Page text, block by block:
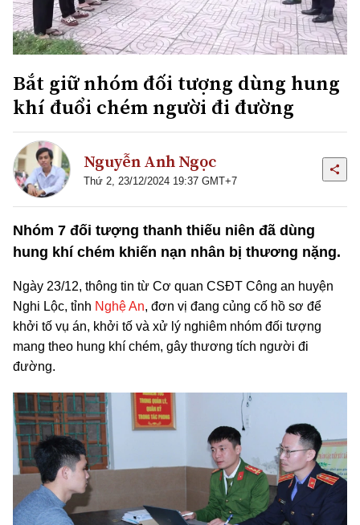
Bắt giữ nhóm đối tượng dùng hung
khí đuổi chém người đi đường
Nguyễn Anh Ngọc
Thứ 2, 23/12/2024 19:37 GMT+7
Nhóm 7 đối tượng thanh thiếu niên đã dùng
hung khí chém khiến nạn nhân bị thương nặng.
Ngày 23/12, thông tin từ Cơ quan CSĐT Công an huyện
Nghi Lộc, tỉnh Nghệ An, đơn vị đang củng cố hồ sơ để
khởi tố vụ án, khởi tố và xử lý nghiêm nhóm đối tượng
mang theo hung khí chém, gây thương tích người đi
đường.